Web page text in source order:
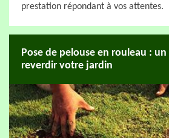
prestation répondant à vos attentes.
Pose de pelouse en rouleau :
reverdir votre jardin